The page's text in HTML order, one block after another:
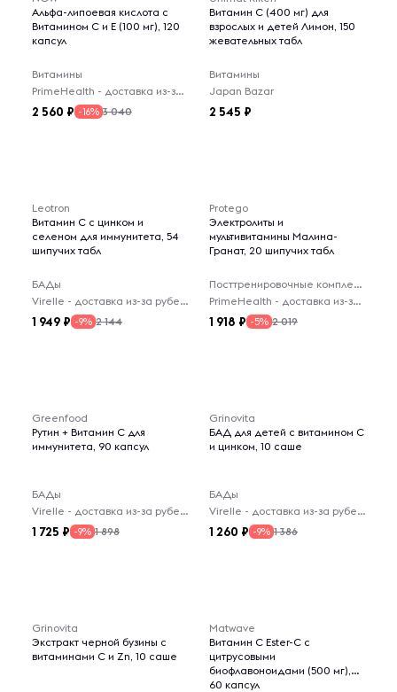
Альфа-липоевая кислота с
Витамином С и Е (100 мг), 120
капсул
Витамины
PrimeHealth - доставка из-за рубежа
2 560 -16% 3 040
Витамин С (400 мг) для
взрослых и детей Лимон, 150
жевательных табл
Витамины
Japan Bazar
2 545
Leotron
Витамин C с цинком и
селеном для иммунитета, 54
шипучих табл
БАДы
Virelle - доставка из-за рубежа
1 949 -9% 2 144
Protego
Электролиты и
мультивитамины Малина-
Гранат, 20 шипучих табл
Посттренировочные комплексы
PrimeHealth - доставка из-за рубежа
1 918 -5% 2 019
Greenfood
Рутин + Витамин C для
иммунитета, 90 капсул
БАДы
Virelle - доставка из-за рубежа
1 725 -9% 1 898
Grinovita
БАД для детей с витамином C
и цинком, 10 саше
БАДы
Virelle - доставка из-за рубежа
1 260 -9% 1 386
Grinovita
Экстракт черной бузины с
витаминами C и Zn, 10 саше
Matwave
Витамин С Ester-C с
цитрусовыми
биофлавоноидами (500 мг),
60 капсул